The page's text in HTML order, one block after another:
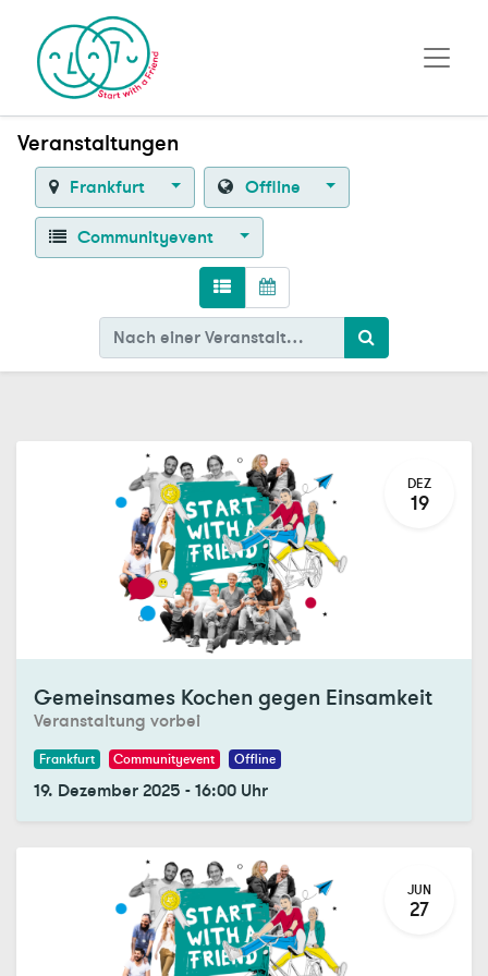
Veranstaltungen
Frankfurt Offline
Communityevent
DEZ
19
Gemeinsames Kochen gegen Einsamkeit
Veranstaltung vorbei
Frankfurt Communityevent Offline
19. Dezember 2025 -16:00 Uhr
JUN
27